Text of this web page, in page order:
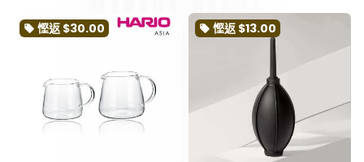
local_offer 慳返 $30.00 local_offer 慳返 $13.00